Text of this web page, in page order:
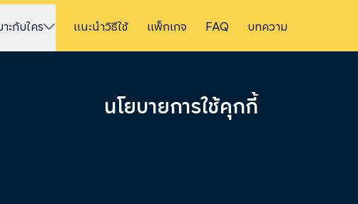
าะกับใคร แนะนำวิธีใช้ แพ็กเกจ FAQ บทความ
นโยบายการใช้คุกกี้